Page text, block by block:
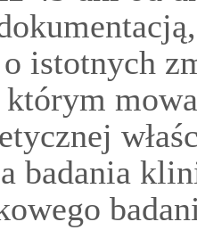
istotnych
badania